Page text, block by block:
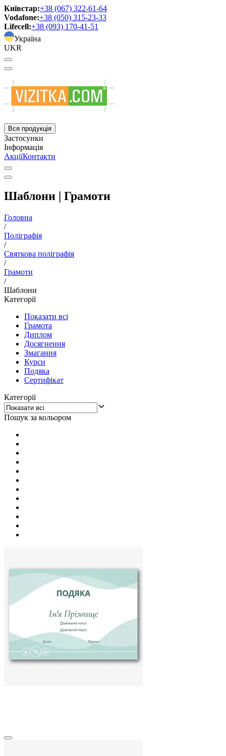
Київстар:+38 (067) 322-61-64
Vodafone:+38 (050) 315-23-33
Lifecell:+38 (093) 170-41-51
Україна
UKR
Вся продукція
Застосунки
Інформація
АкціїКонтакти
Шаблони | Грамоти
Головна
/
Поліграфія
/
Святкова поліграфія
/
Грамоти
/
Шаблони
Категорії
Показати всі
Грамота
Диплом
Досягнення
Змагання
Курси
Подяка
Сертифікат
Категорії
Пошук за кольором